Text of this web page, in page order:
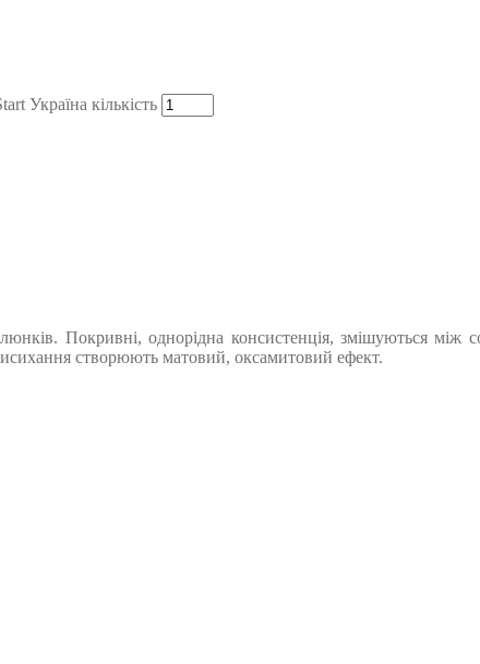
Україна кількість
Покривні, однорідна консистенція, змішуються
створюють матовий, оксамитовий ефект.